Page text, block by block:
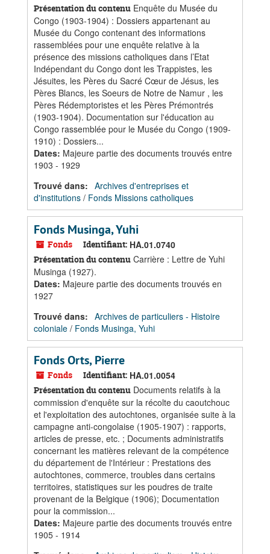
Présentation du contenu Enquête du Musée du
Congo (1903-1904) : Dossiers appartenant au
Musée du Congo contenant des informations
rassemblées pour une enquête relative à la
présence des missions catholiques dans l’Etat
Indépendant du Congo dont les Trappistes, les
Jésuites, les Pères du Sacré Cœur de Jésus, les
Pères Blancs, les Soeurs de Notre de Namur , les
Pères Rédemptoristes et les Pères Prémontrés
(1903-1904). Documentation sur l'éducation au
Congo rassemblée pour le Musée du Congo (1909-
1910) : Dossiers...
Dates: Majeure partie des documents trouvés entre
1903 - 1929
Trouvé dans: Archives d'entreprises et
d'institutions / Fonds Missions catholiques
Fonds Musinga, Yuhi
Fonds Identifiant: HA.01.0740
Présentation du contenu Carrière : Lettre de Yuhi
Musinga (1927).
Dates: Majeure partie des documents trouvés en
1927
Trouvé dans: Archives de particuliers - Histoire
coloniale / Fonds Musinga, Yuhi
Fonds Orts, Pierre
Fonds Identifiant: HA.01.0054
Présentation du contenu Documents relatifs à la
commission d'enquête sur la récolte du caoutchouc
et l'exploitation des autochtones, organisée suite à la
campagne anti-congolaise (1905-1907) : rapports,
articles de presse, etc. ; Documents administratifs
concernant les matières relevant de la compétence
du département de l'Intérieur : Prestations des
autochtones, commerce, troubles dans certains
territoires, statistiques sur les poudres de traite
provenant de la Belgique (1906); Documentation
pour la commission...
Dates: Majeure partie des documents trouvés entre
1905 - 1914